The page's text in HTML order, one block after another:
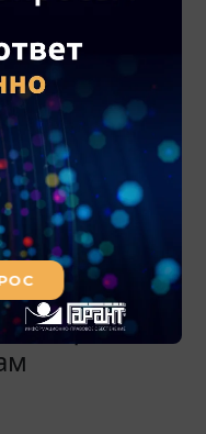
к объектам
или нет
и